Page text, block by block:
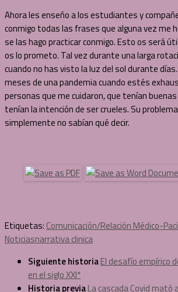
Ahora les enseño a los estudiantes y
conmigo todas las frases que alguna vez me
se las hago practicar conmigo. Esto os será
os lo prometo. Tal vez durante una larga
cuando no has visto la luz del sol durante
meses de una pandemia cuando estés
personas que me cuidaron, que tenían
tenían la intención de ser crueles. Su
simplemente no sabían qué decir.
Etiquetas: Comunicación/Relación Médico-
Noticiasnarrativa clinica
Siguiente historiaEl desafío empírico
en el siglo XXI*
Historia previaLa cascada Covid mató